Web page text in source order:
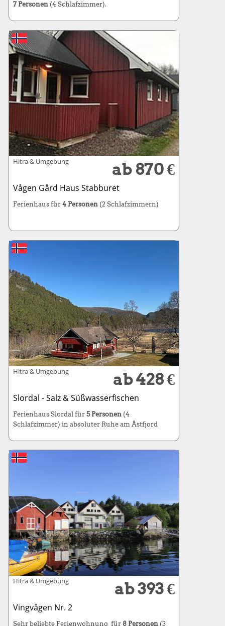
7 Personen(4 Schlafzimmer).
Hitra & Umgebung ab 870 €
Vågen Gård Haus Stabburet
Ferienhaus für 4 Personen (2 Schlafzimmern)
Hitra & Umgebung ab 428 €
Slordal - Salz & Süßwasserfischen
Ferienhaus Slordal für 5 Personen (4
Schlafzimmer) in absoluter Ruhe am Åstfjord
Hitra & Umgebung ab 393 €
Vingvågen Nr. 2
Sehr beliebte Ferienwohnung für 8 Personen(3